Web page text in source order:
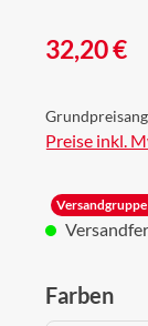
Regulärer
32,20 €
Preise inkl.
Farben